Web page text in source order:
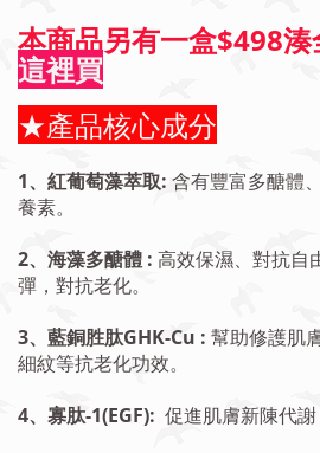
本商品另有一盒$498
這裡買
★產品核心成分
1、紅葡萄藻萃取: 含有豐富多醣體
養素。
2、海藻多醣體 : 高效保濕、對抗自
彈，對抗老化。
3、藍銅胜肽GHK-Cu : 幫助修護肌
細紋等抗老化功效。
4、寡肽-1(EGF): 促進肌膚新陳代謝